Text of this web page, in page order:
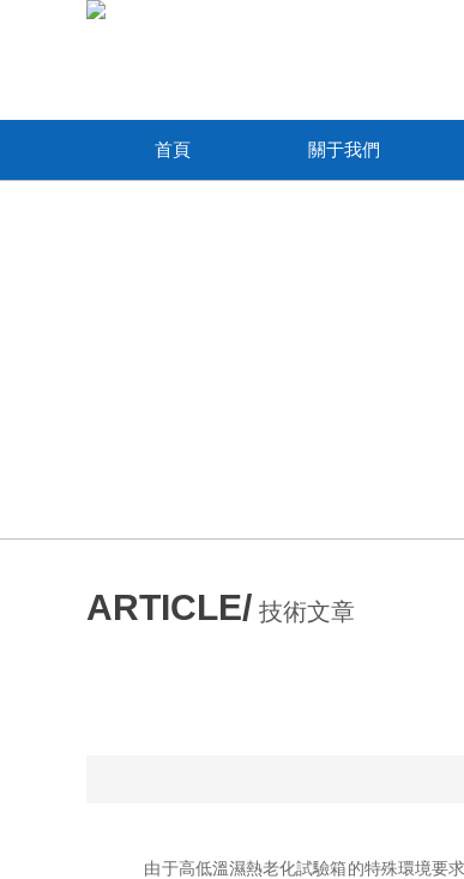
首頁 關于我們
ARTICLE/ 技術文章
由于高低溫濕熱老化試驗箱的特殊環境要求